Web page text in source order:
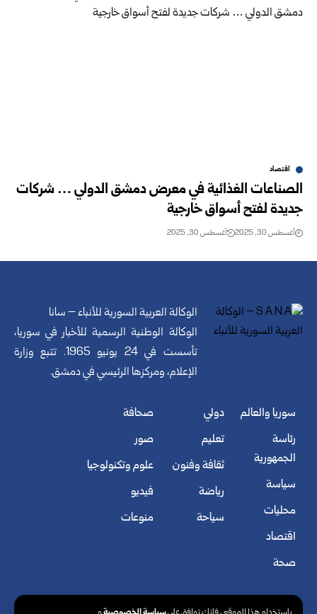
اقتصاد
الصناعات الغذائية في معرض دمشق الدولي … شركات
جديدة لفتح أسواق خارجية
أغسطس 30, 2025 أغسطس 30, 2025
الوكالة العربية السورية للأنباء – سانا
الوكالة الوطنية الرسمية للأخبار في سوريا،
تأسست في 24 يونيو 1965. تتبع وزارة
الإعلام، ومركزها الرئيسي في دمشق.
سوريا والعالم
رئاسة
الجمهورية
سياسة
محليات
اقتصاد
صحة
دولي
تعليم
ثقافة وفنون
رياضة
سياحة
صحافة
صور
علوم وتكنولوجيا
فيديو
منوعات